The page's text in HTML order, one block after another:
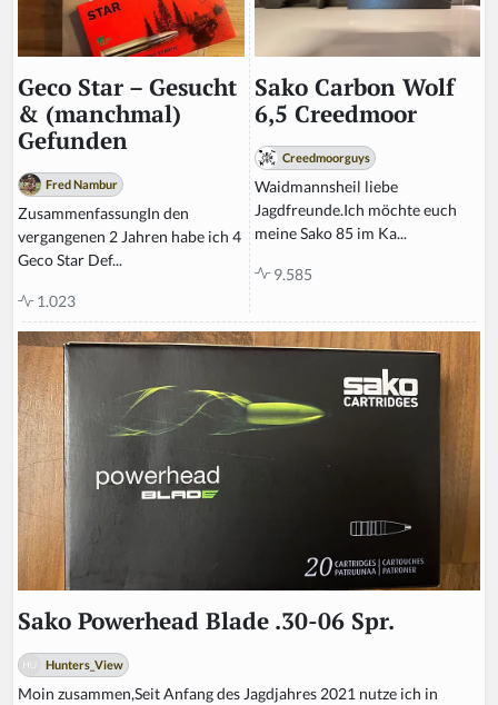
Geco Star – Gesucht
& (manchmal)
Gefunden
Fred Nambur
ZusammenfassungIn den
vergangenen 2 Jahren habe ich 4
Geco Star Def...
1.023
Sako Carbon Wolf
6,5 Creedmoor
Creedmoorguys
Waidmannsheil liebe
Jagdfreunde.Ich möchte euch
meine Sako 85 im Ka...
9.585
Sako Powerhead Blade .30-06 Spr.
Hunters_View
Moin zusammen,Seit Anfang des Jagdjahres 2021 nutze ich in